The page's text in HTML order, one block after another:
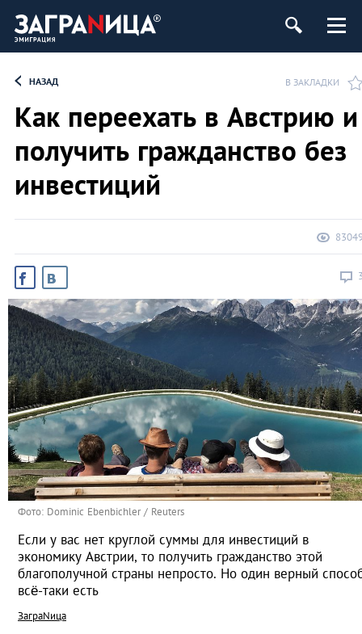
НАЗАД В ЗАКЛАДКИ
Как переехать в Австрию и
получить гражданство без
инвестиций
Фото: Dominic Ebenbichler / Reuters
Если у вас нет круглой суммы для инвестиций в
экономику Австрии, то получить гражданство этой
благополучной страны непросто. Но один верный
всё-таки есть
ЗаграNица